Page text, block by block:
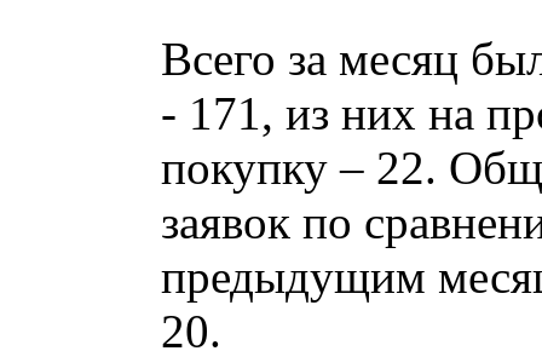
Всего за месяц
- 171, из них на
покупку – 22.
заявок по
предыдущим
20.